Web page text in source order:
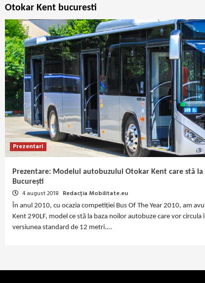
Otokar Kent bucuresti
Prezentari
Prezentare: Modelul autobuzului Otokar Kent care stă
București
4 august 2018 Redacția Mobilitate.eu
În anul 2010, cu ocazia competiției Bus Of The Year 2010, am
Kent 290LF, model ce stă la baza noilor autobuze care vor
versiunea standard de 12 metri.…